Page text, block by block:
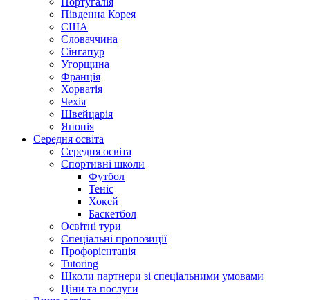
Південна Корея
США
Словаччина
Сінгапур
Угорщина
Франція
Хорватія
Чехія
Швейцарія
Японія
Середня освіта
Середня освіта
Спортивні школи
Футбол
Теніс
Хокей
Баскетбол
Освітні тури
Спеціальні пропозиції
Профорієнтація
Tutoring
Школи партнери зі спеціальними умовами
Ціни та послуги